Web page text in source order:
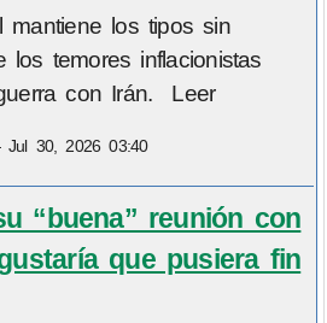
mantiene los tipos sin
temores inflacionistas
con Irán. Leer
Jul 30, 2026 03:40
“buena” reunión con
que pusiera fin